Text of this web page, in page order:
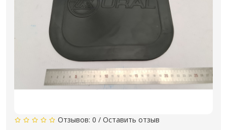
Отзывов: 0 / Оставить отзыв